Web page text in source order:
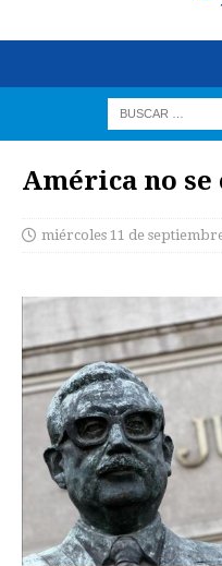
América no
miércoles 11 de